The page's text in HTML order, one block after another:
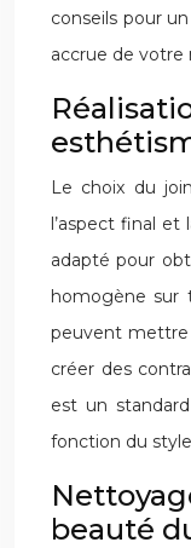
conseils pour
accrue de votre
Le choix du
l’aspect final et
adapté pour
homogène sur
peuvent mettre
créer des
est un
fonction du
beauté